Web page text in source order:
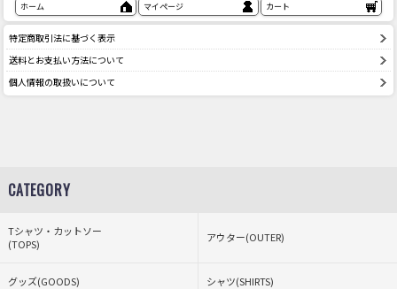
ホーム マイページ カート
特定商取引法に基づく表示
送料とお支払い方法について
個人情報の取扱いについて
CATEGORY
Tシャツ・カットソー
(TOPS)
アウター(OUTER)
グッズ(GOODS) シャツ(SHIRTS)